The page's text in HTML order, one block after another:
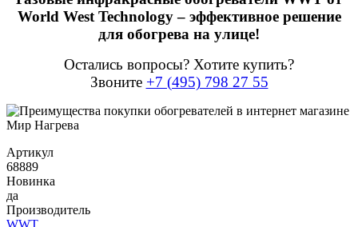
World West Technology – эффективное решение
для обогрева на улице!
Остались вопросы? Хотите купить?
Звоните +7 (495) 798 27 55
Артикул
68889
Новинка
да
Производитель
WWT